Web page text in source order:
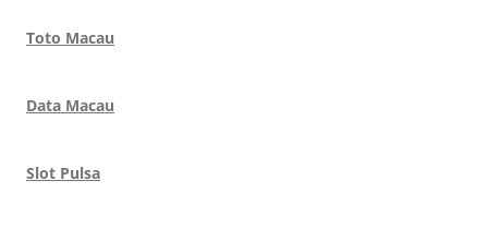
Toto Macau
Data Macau
Slot Pulsa